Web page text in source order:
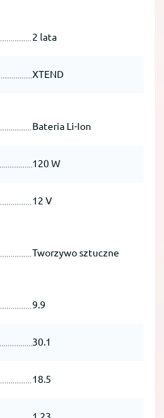
2 lata
XTEND
Bateria Li-Ion
120 W
12 V
Tworzywo sztuczne
9.9
30.1
18.5